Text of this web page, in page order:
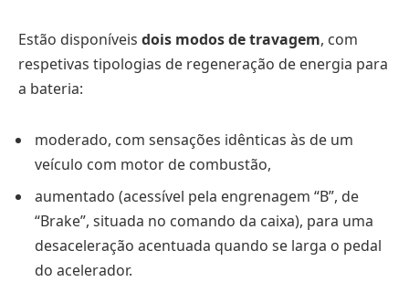
Estão disponíveis dois modos de travagem, com
respetivas tipologias de regeneração de energia para
a bateria:
moderado, com sensações idênticas às de um
veículo com motor de combustão,
aumentado (acessível pela engrenagem “B”, de
“Brake”, situada no comando da caixa), para uma
desaceleração acentuada quando se larga o pedal
do acelerador.